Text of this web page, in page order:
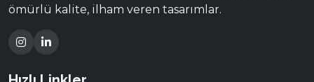
ömürlü kalite, ilham veren tasarımlar.